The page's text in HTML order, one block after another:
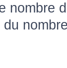
nombre
du